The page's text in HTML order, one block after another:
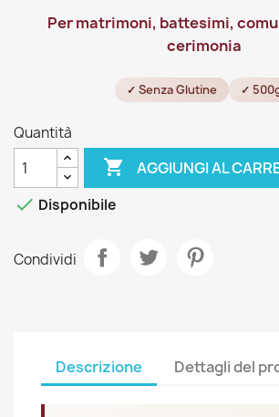
Per matrimoni, battesimi,
cerimonia
✓ Senza Glutine ✓
Quantità
 AGGIUNGI AL
 Disponibile
Condividi
Descrizione Dettagli del